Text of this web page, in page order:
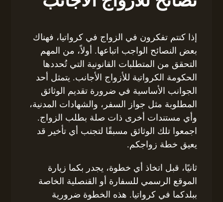
إذا كنتم تفكرون في الزواج في كرواتيا، فهناك
بعض النصائح الواجب اتباعها. أولاً، من المهم
التحقق من المتطلبات القانونية التي تُحددها
الحكومة الكرواتية للأزواج الأجانب. يتمثل أحد
الجوانب الأساسية في ضرورة تقديم الوثائق
المطلوبة مثل جواز السفر، والشهادات المدنية،
وأي مستندات أخرى ذات صلة بطلب الزواج.
اجمعوا تلك الوثائق مسبقًا لتجنب أي تأخير قد
يعيق خطة زواجكم.
ثانيًا، قبل اتخاذ أي خطوة، يجدر بكما زيارة
الموقع الرسمي للسفارة أو القنصلية الخاصة
ببلدكما في كرواتيا. هذه الخطوة ضرورية